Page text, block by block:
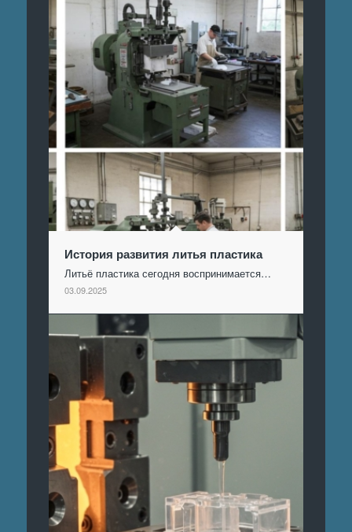
История развития литья пластика
Литьё пластика сегодня воспринимается…
03.09.2025